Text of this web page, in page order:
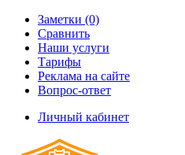
Заметки (0)
Сравнить
Наши услуги
Тарифы
Реклама на сайте
Вопрос-ответ
Личный кабинет